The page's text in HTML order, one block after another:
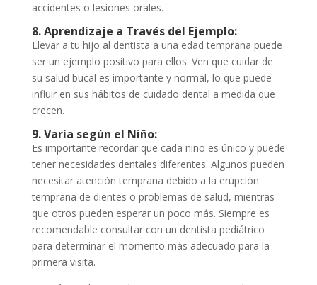
accidentes o lesiones orales.
8. Aprendizaje a Través del Ejemplo:
Llevar a tu hijo al dentista a una edad temprana puede
ser un ejemplo positivo para ellos. Ven que cuidar de
su salud bucal es importante y normal, lo que puede
influir en sus hábitos de cuidado dental a medida que
crecen.
9. Varía según el Niño:
Es importante recordar que cada niño es único y puede
tener necesidades dentales diferentes. Algunos pueden
necesitar atención temprana debido a la erupción
temprana de dientes o problemas de salud, mientras
que otros pueden esperar un poco más. Siempre es
recomendable consultar con un dentista pediátrico
para determinar el momento más adecuado para la
primera visita.